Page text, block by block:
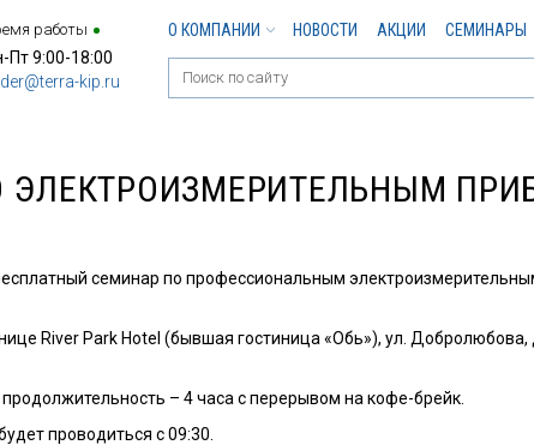
работы
Пт 9:00-18:00
kip.ru
О КОМПАНИИ НОВОСТИ АКЦИИ СЕМИНАРЫ
семинар по профессиональным
River Park Hotel (бывшая гостиница «Обь»), ул. Добролюбова,
– 4 часа с перерывом на кофе-брейк.
проводиться с 09:30.